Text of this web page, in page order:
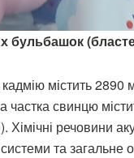
бульбашок
містить 2890
свинцю
Хімічні речовини
та загальне